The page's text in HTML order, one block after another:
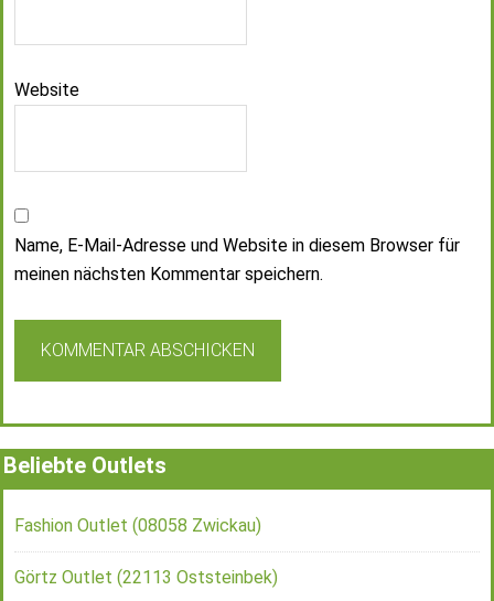
Website
Name, E-Mail-Adresse und Website in diesem Browser für
meinen nächsten Kommentar speichern.
Beliebte Outlets
Fashion Outlet (08058 Zwickau)
Görtz Outlet (22113 Oststeinbek)